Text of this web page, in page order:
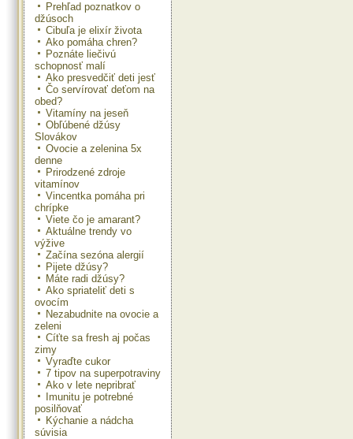
Prehľad poznatkov o
džúsoch
Cibuľa je elixír života
Ako pomáha chren?
Poznáte liečivú
schopnosť malí
Ako presvedčiť deti jesť
Čo servírovať deťom na
obed?
Vitamíny na jeseň
Obľúbené džúsy
Slovákov
Ovocie a zelenina 5x
denne
Prirodzené zdroje
vitamínov
Vincentka pomáha pri
chrípke
Viete čo je amarant?
Aktuálne trendy vo
výžive
Začína sezóna alergií
Pijete džúsy?
Máte radi džúsy?
Ako spriateliť deti s
ovocím
Nezabudnite na ovocie a
zeleni
Cíťte sa fresh aj počas
zimy
Vyraďte cukor
7 tipov na superpotraviny
Ako v lete nepribrať
Imunitu je potrebné
posilňovať
Kýchanie a nádcha
súvisia